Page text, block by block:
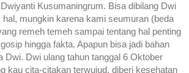
Kusumaningrum. Bisa dibilang Dwi
mungkin karena kami seumuran (beda
remeh temeh sampai tentang hal penting
hingga fakta. Apapun bisa jadi bahan
Dwi ulang tahun tanggal 6 Oktober
kau cita-citakan terwujud, diberi kesehatan